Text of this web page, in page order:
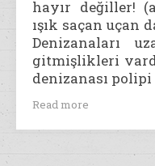
hayır değiller!
ışık saçan uçan
Denizanaları
gitmişlikleri
denizanası polipi
Read more